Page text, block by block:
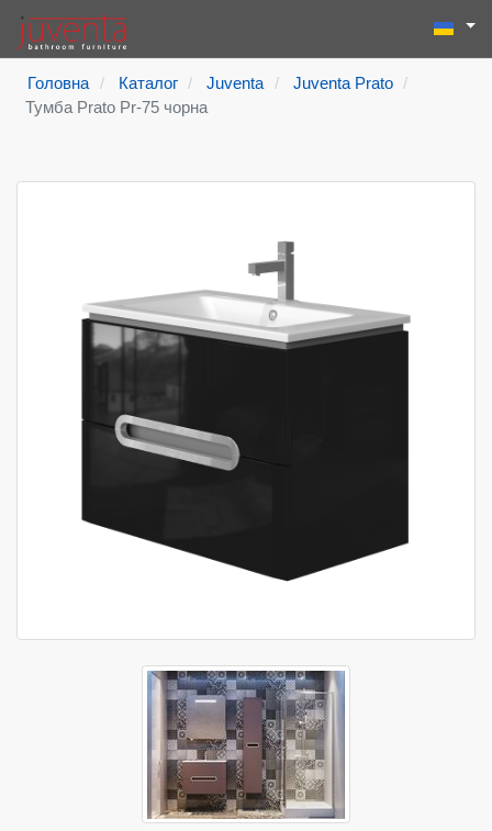
Пошук
Type 2 or
Головна Каталог Juventa
Juventa Prato
Тумба Prato Pr-75 чорна